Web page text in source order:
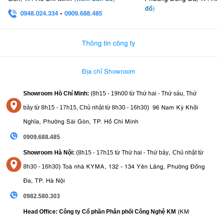
việc sử dụng chân máy và muốn đầu tư một sản phẩm bền bỉ, linh
hoạt.
8. Benro FSL09AN00: Thông số kỹ thuật nổi
bật
: Hợp kim nhôm
Ngàm gắn máy ảnh: 1/4"-20
Plate tháo nhanh : Arca-Type
Chiều cao tối đa: 130 cm
Chiều cao tối thiểu
Trọng lượng: 1,18 kg
Số đoạn chân: 5 đoạn
Kiểu khóa chân
Số mức góc mở chân
Cột giữa : Có, dạng faceted, đảo ngược được
Thước cân bằng (Bubble Level): Có
0948.024.334 - 0909.688.485
đồ)
Thông tin công ty
Địa chỉ Showroom
Showroom Hồ Chí Minh: (8h15 - 19h00 từ Thứ hai - Thứ sáu, Thứ
bảy từ 8h15 - 17h15, Chủ nhật từ 8h30 - 16h30) 96 Nam Kỳ Khởi
Nghĩa, Phường Sài Gòn, TP. Hồ Chí Minh
0909.688.485
Showroom Hà Nội: (8h15 - 17h15 từ Thứ hai - Thứ bảy, Chủ nhật từ
8h30 - 16h30) Toà nhà KYMA, 132 - 134 Yên Lãng, Phường Đống
Đa, TP. Hà Nội
0982.580.303
Head Office: Công ty Cổ phần Phân phối Công Nghệ KM (KM